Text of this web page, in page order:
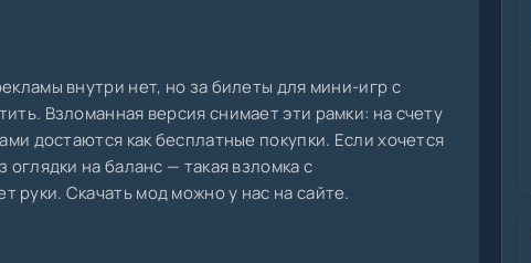
внутри нет, но за билеты для мини-игр с
Взломанная версия снимает эти рамки: на счету
достаются как бесплатные покупки. Если хочется
на баланс — такая взломка с
руки. Скачать мод можно у нас на сайте.